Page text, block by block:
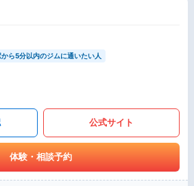
から5分以内のジムに通いたい人
公式サイト
体験・相談予約